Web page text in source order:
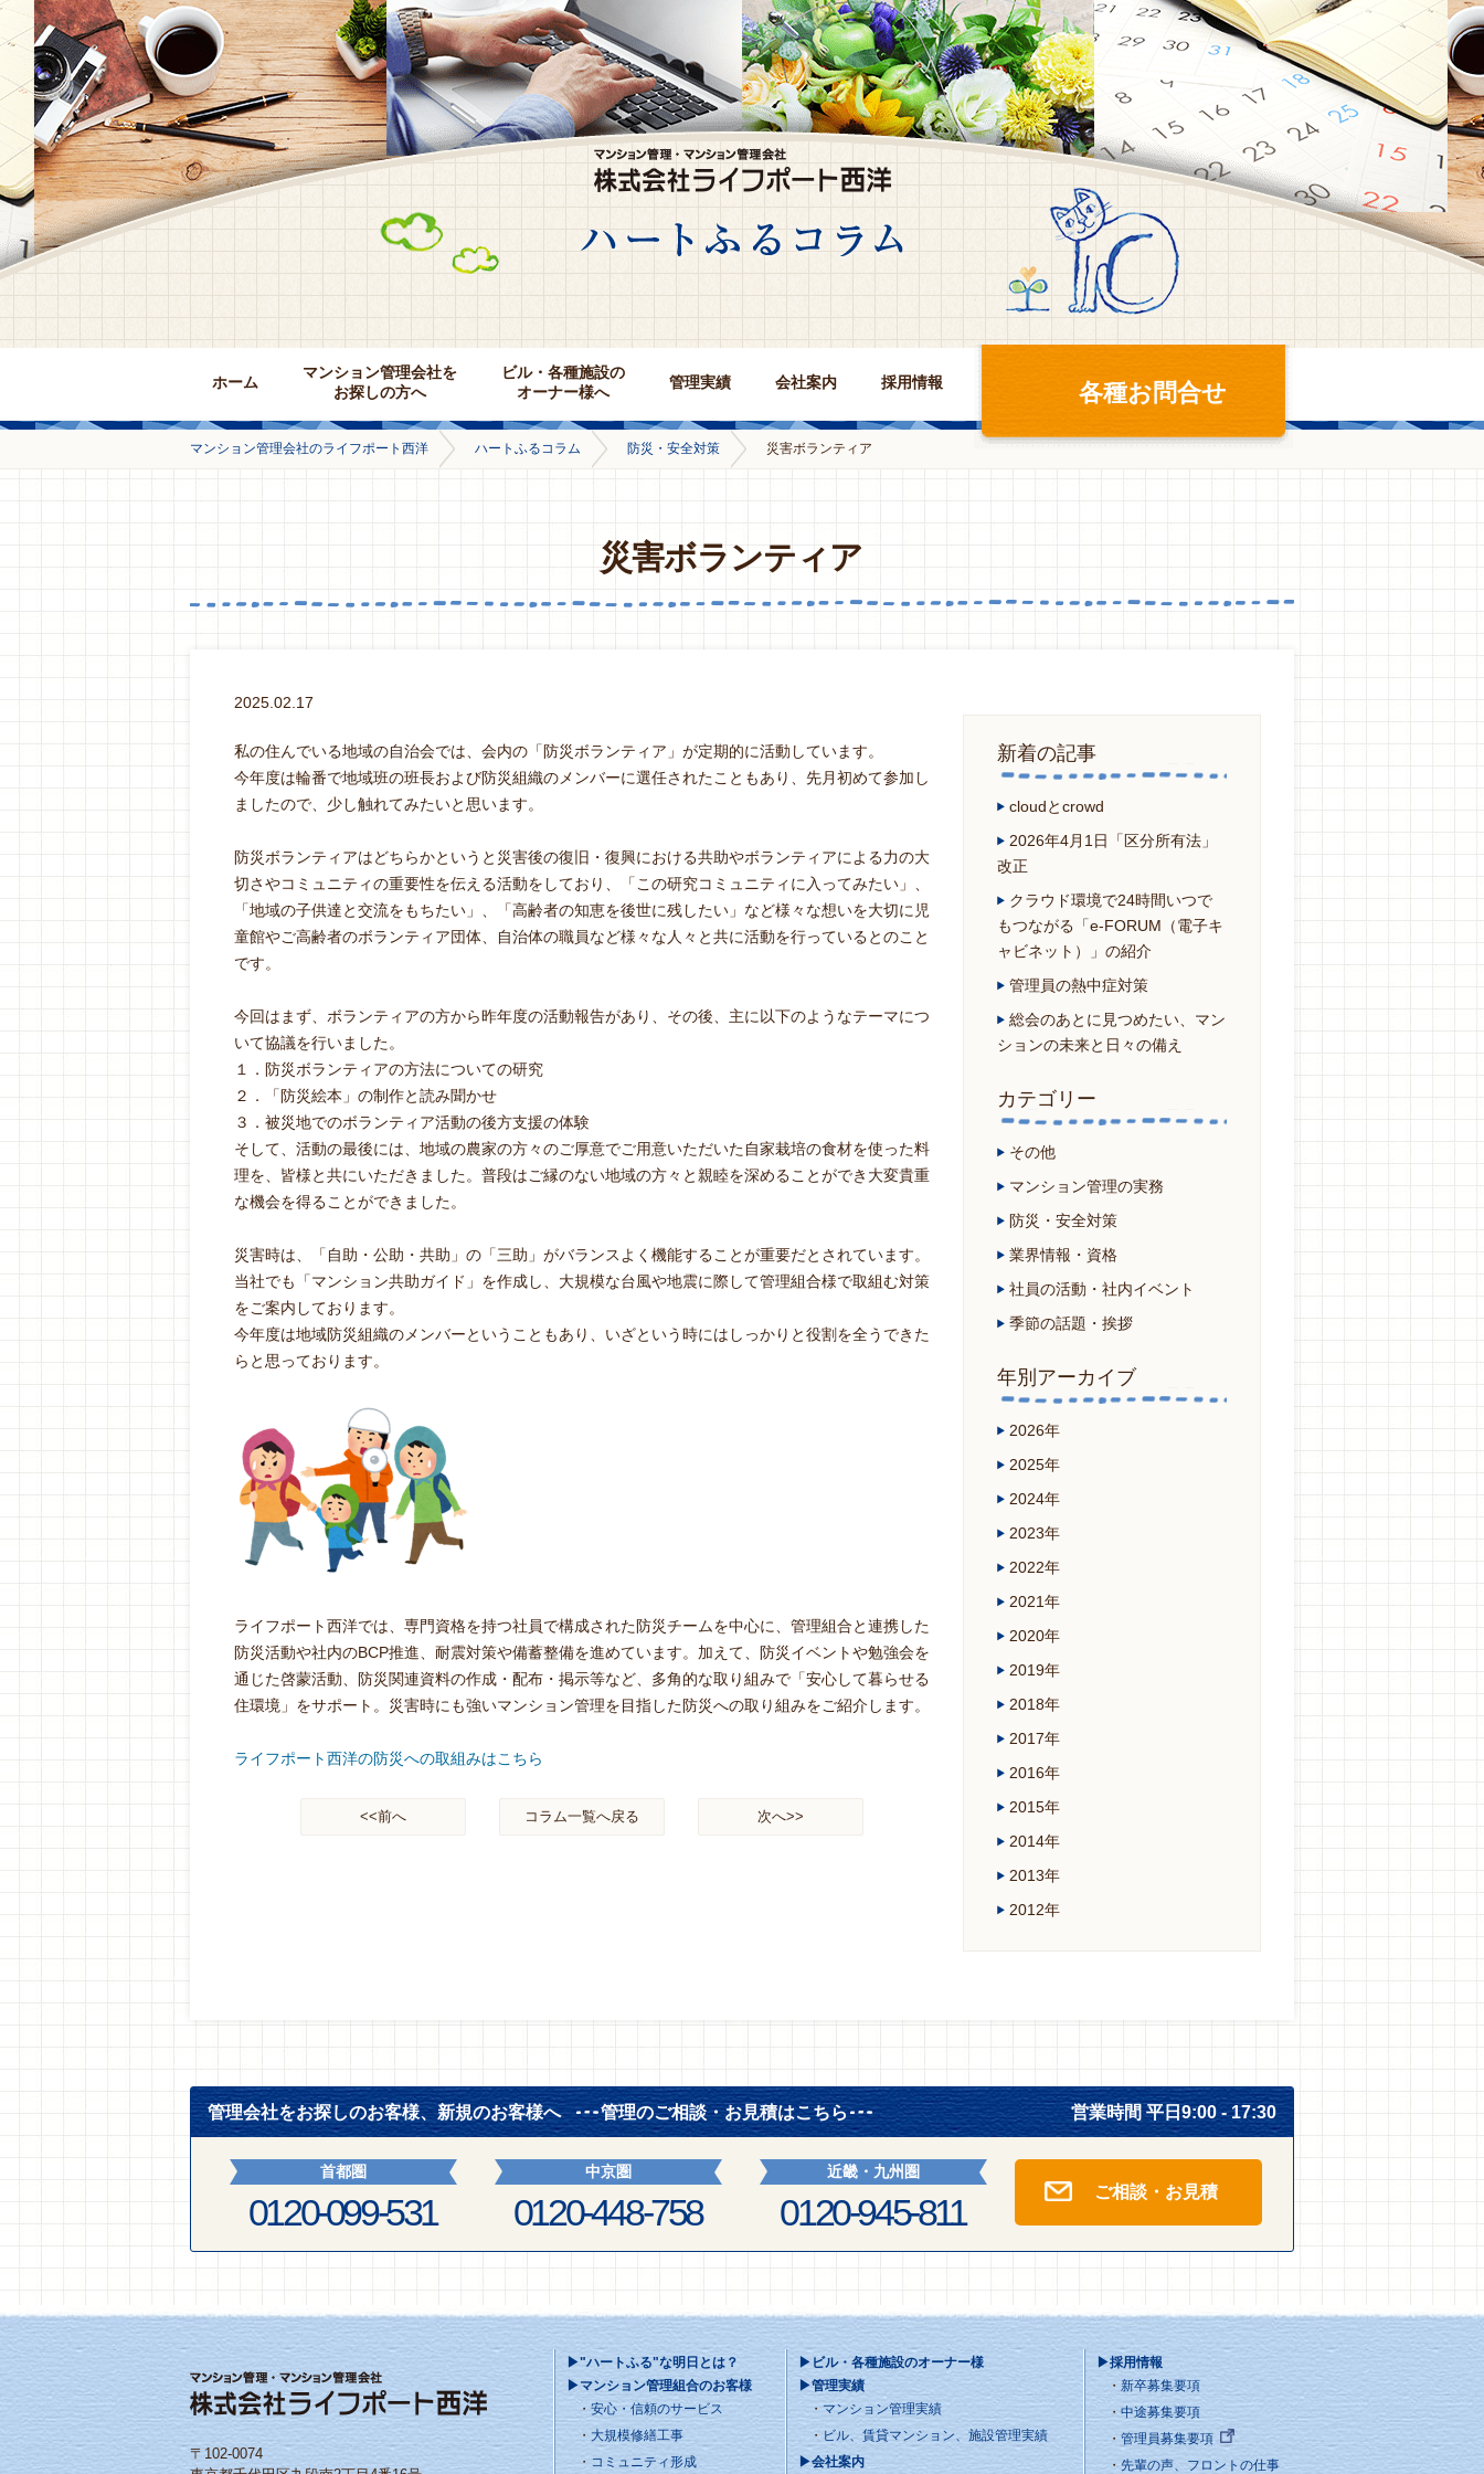
ホーム
マンション管理会社を
お探しの方へ
ビル・各種施設の
オーナー様へ
管理実績 会社案内 採用情報 各種お問合せ
マンション管理会社のライフポート西洋 ハートふるコラム 防災・安全対策 災害ボランティア
災害ボランティア
2025.02.17
私の住んでいる地域の自治会では、会内の「防災ボランティア」が定期的に活動しています。
今年度は輪番で地域班の班長および防災組織のメンバーに選任されたこともあり、先月初めて参加し
ましたので、少し触れてみたいと思います。
防災ボランティアはどちらかというと災害後の復旧・復興における共助やボランティアによる力の大
切さやコミュニティの重要性を伝える活動をしており、「この研究コミュニティに入ってみたい」、
「地域の子供達と交流をもちたい」、「高齢者の知恵を後世に残したい」など様々な想いを大切に児
童館やご高齢者のボランティア団体、自治体の職員など様々な人々と共に活動を行っているとのこと
です。
今回はまず、ボランティアの方から昨年度の活動報告があり、その後、主に以下のようなテーマにつ
いて協議を行いました。
１．防災ボランティアの方法についての研究
２．「防災絵本」の制作と読み聞かせ
３．被災地でのボランティア活動の後方支援の体験
そして、活動の最後には、地域の農家の方々のご厚意でご用意いただいた自家栽培の食材を使った料
理を、皆様と共にいただきました。普段はご縁のない地域の方々と親睦を深めることができ大変貴重
な機会を得ることができました。
災害時は、「自助・公助・共助」の「三助」がバランスよく機能することが重要だとされています。
当社でも「マンション共助ガイド」を作成し、大規模な台風や地震に際して管理組合様で取組む対策
をご案内しております。
今年度は地域防災組織のメンバーということもあり、いざという時にはしっかりと役割を全うできた
らと思っております。
ライフポート西洋では、専門資格を持つ社員で構成された防災チームを中心に、管理組合と連携した
防災活動や社内のBCP推進、耐震対策や備蓄整備を進めています。加えて、防災イベントや勉強会を
通じた啓蒙活動、防災関連資料の作成・配布・掲示等など、多角的な取り組みで「安心して暮らせる
住環境」をサポート。災害時にも強いマンション管理を目指した防災への取り組みをご紹介します。
ライフポート西洋の防災への取組みはこちら
<<前へ コラム一覧へ戻る 次へ>>
新着の記事
cloudとcrowd
2026年4月1日「区分所有法」
改正
クラウド環境で24時間いつで
もつながる「e-FORUM（電子キ
ャビネット）」の紹介
管理員の熱中症対策
総会のあとに見つめたい、マン
ションの未来と日々の備え
カテゴリー
その他
マンション管理の実務
防災・安全対策
業界情報・資格
社員の活動・社内イベント
季節の話題・挨拶
年別アーカイブ
2026年
2025年
2024年
2023年
2022年
2021年
2020年
2019年
2018年
2017年
2016年
2015年
2014年
2013年
2012年
管理会社をお探しのお客様、新規のお客様へ 管理のご相談・お見積はこちら 営業時間 平日9:00 - 17:30
首都圏
0120-099-531
中京圏
0120-448-758
近畿・九州圏
0120-945-811 ご相談・お見積
〒102-0074
▶"ハートふる"な明日とは？
▶マンション管理組合のお客様
安心・信頼のサービス
大規模修繕工事
コミュニティ形成
▶ビル・各種施設のオーナー様
▶管理実績
マンション管理実績
ビル、賃貸マンション、施設管理実績
▶会社案内
▶採用情報
新卒募集要項
中途募集要項
管理員募集要項
先輩の声、フロントの仕事